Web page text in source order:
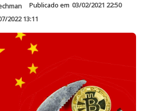
Publicado em 03/02/2021 22:50
2022 13:11